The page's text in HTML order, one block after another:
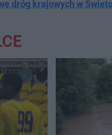
dróg krajowych w